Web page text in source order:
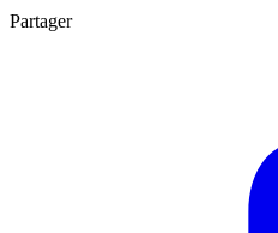
Partager